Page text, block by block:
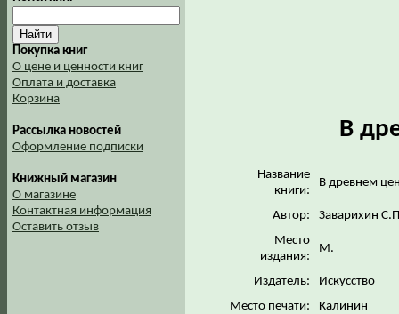
Покупка книг
О цене и ценности книг
Оплата и доставка
Корзина
Рассылка новостей
Оформление подписки
Книжный магазин
О магазине
Контактная информация
Оставить отзыв
В
Название
книги:
В древнем
Автор:
Заварихин
Место
издания:
М.
Издатель:
Искусство
Место печати:
Калинин